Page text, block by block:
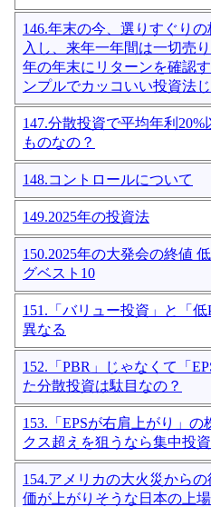
146.年末の今、選りすぐり
入し、来年一年間は一切売
年の年末にリターンを確認
ンプルでカッコいい投資法
147.分散投資で平均年利20%
ものなの？
148.コントロールについて
149.2025年の投資法
150.2025年の大発会の終値
グベスト10
151.「バリュー投資」と「
異なる
152.「PBR」じゃなくて「
た分散投資は駄目なの？
153.「EPSが右肩上がり」の
クス超えを狙うなら集中投
154.アメリカの大火災から
価が上がりそうな日本の上